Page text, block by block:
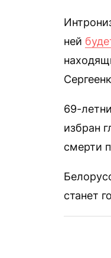
ней
69-
избран
смерти
станет